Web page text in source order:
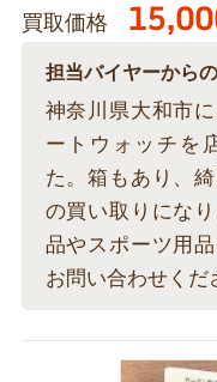
買取価格
担当バイヤーから
神奈川県大和市
ートウォッチを
た。箱もあり、
の買い取りにな
品やスポーツ用
お問い合わせくだ